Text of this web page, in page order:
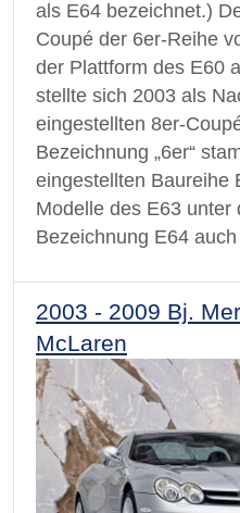
als E64 bezeichnet.)
Coupé der 6er-Reihe
der Plattform des E60
stellte sich 2003 als
eingestellten 8er-
Bezeichnung „6er“
eingestellten Baureihe
Modelle des E63 unter
Bezeichnung E64
2003 - 2009 Bj.
McLaren